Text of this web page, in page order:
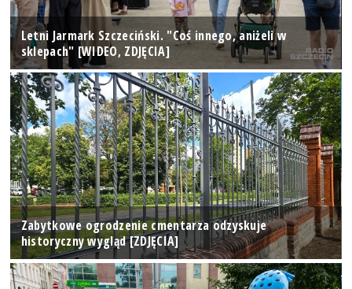
Letni Jarmark Szczeciński. "Coś innego, aniżeli w
sklepach" [WIDEO, ZDJĘCIA]
Zabytkowe ogrodzenie cmentarza odzyskuje
historyczny wygląd [ZDJĘCIA]